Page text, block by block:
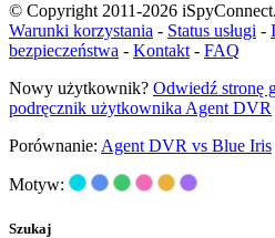
© Copyright 2011-2026
Warunki korzystania - Status usługi -
bezpieczeństwa - Kontakt - FAQ
Nowy użytkownik? Odwiedź stronę
podręcznik użytkownika Agent DVR
Porównanie: Agent DVR vs Blue Iris
Motyw:
Szukaj